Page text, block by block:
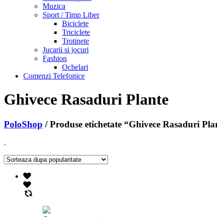
Muzica
Sport / Timp Liber
Biciclete
Triciclete
Trotinete
Jucarii si jocuri
Fashion
Ochelari
Comenzi Telefonice
Ghivece Rasaduri Plante
PoloShop / Produse etichetate “Ghivece Rasaduri
.